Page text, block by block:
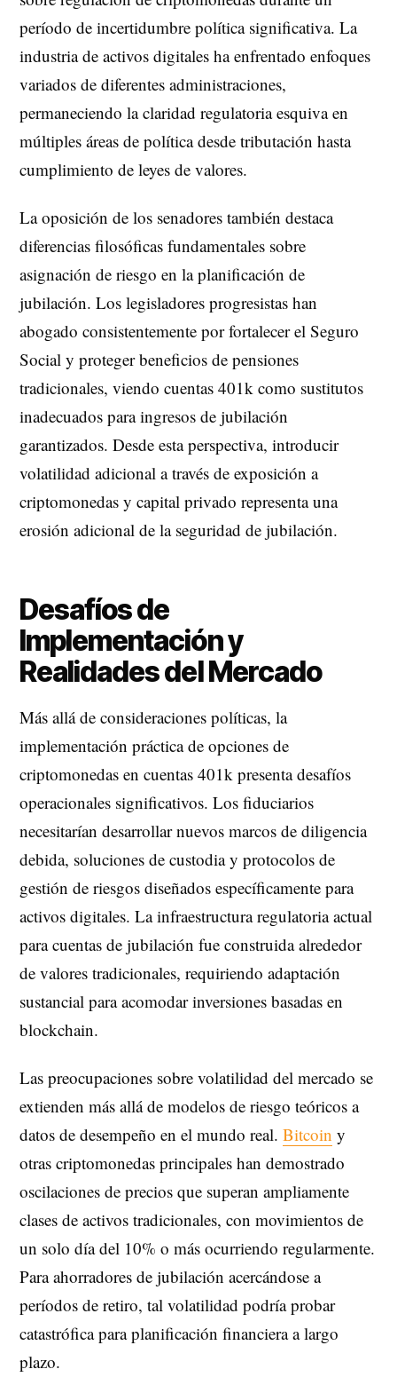
período de incertidumbre política significativa. La
industria de activos digitales ha enfrentado enfoques
variados de diferentes administraciones,
permaneciendo la claridad regulatoria esquiva en
múltiples áreas de política desde tributación hasta
cumplimiento de leyes de valores.
La oposición de los senadores también destaca
diferencias filosóficas fundamentales sobre
asignación de riesgo en la planificación de
jubilación. Los legisladores progresistas han
abogado consistentemente por fortalecer el Seguro
Social y proteger beneficios de pensiones
tradicionales, viendo cuentas 401k como sustitutos
inadecuados para ingresos de jubilación
garantizados. Desde esta perspectiva, introducir
volatilidad adicional a través de exposición a
criptomonedas y capital privado representa una
erosión adicional de la seguridad de jubilación.
Desafíos de
Implementación y
Realidades del Mercado
Más allá de consideraciones políticas, la
implementación práctica de opciones de
criptomonedas en cuentas 401k presenta desafíos
operacionales significativos. Los fiduciarios
necesitarían desarrollar nuevos marcos de diligencia
debida, soluciones de custodia y protocolos de
gestión de riesgos diseñados específicamente para
activos digitales. La infraestructura regulatoria actual
para cuentas de jubilación fue construida alrededor
de valores tradicionales, requiriendo adaptación
sustancial para acomodar inversiones basadas en
blockchain.
Las preocupaciones sobre volatilidad del mercado se
extienden más allá de modelos de riesgo teóricos a
datos de desempeño en el mundo real. Bitcoin y
otras criptomonedas principales han demostrado
oscilaciones de precios que superan ampliamente
clases de activos tradicionales, con movimientos de
un solo día del 10% o más ocurriendo regularmente.
Para ahorradores de jubilación acercándose a
períodos de retiro, tal volatilidad podría probar
catastrófica para planificación financiera a largo
plazo.